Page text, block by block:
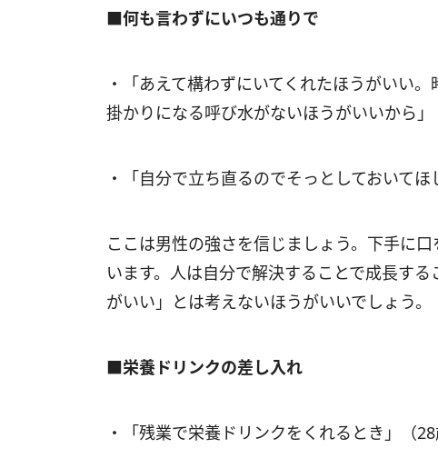
■何も言わずにいつも通りで
・「あえて構わずにいてくれたほうがいい
掛かりになる呼び水がないほうがいいから」
・「自分で立ち直るのでそっとしておいて
ここは男性の強さを信じましょう。下手に
います。人は自分で解決することで成長す
がいい」とは考えないほうがいいでしょう。
■栄養ドリンクの差し入れ
・「残業で栄養ドリンクをくれるとき」（